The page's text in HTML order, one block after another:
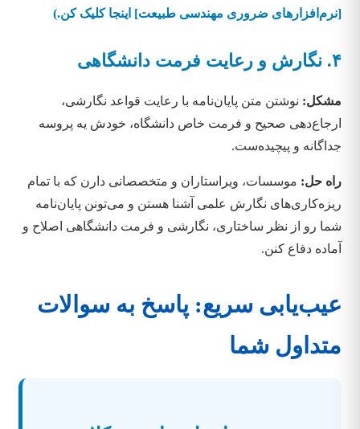
[نرم‌افزارهای ضروری مهندسی طبیعت] اینجا کلیک کن.)
۴. نگارش و رعایت فرمت دانشگاهی
مشکل: نوشتن متن پایان‌نامه با رعایت قواعد نگارشی،
ارجاع‌دهی صحیح و فرمت خاص دانشگاه، خودش یه پروسه
جداگانه و پیچیده‌ست.
راه حل: موسسات، ویراستاران و متخصصانی دارن که با تمام
ریزه‌کاری‌های نگارش علمی آشنا هستن و می‌تونن پایان‌نامه
شما رو از نظر ساختاری، نگارشی و فرمت دانشگاهی اصلاح و
آماده دفاع کنن.
عیب‌یابی سریع: پاسخ به سوالات
متداول شما